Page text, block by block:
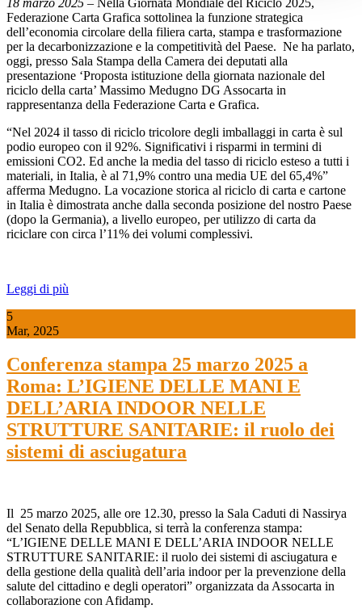
Federazione Carta Grafica sottolinea la funzione strategica
dell’economia circolare della filiera carta, stampa e trasformazione
per la decarbonizzazione e la competitività del Paese. Ne ha parlato,
oggi, presso Sala Stampa della Camera dei deputati alla
presentazione ‘Proposta istituzione della giornata nazionale del
riciclo della carta’ Massimo Medugno DG Assocarta in
rappresentanza della Federazione Carta e Grafica.
“Nel 2024 il tasso di riciclo tricolore degli imballaggi in carta è sul
podio europeo con il 92%. Significativi i risparmi in termini di
emissioni CO2. Ed anche la media del tasso di riciclo esteso a tutti i
materiali, in Italia, è al 71,9% contro una media UE del 65,4%”
afferma Medugno. La vocazione storica al riciclo di carta e cartone
in Italia è dimostrata anche dalla seconda posizione del nostro Paese
(dopo la Germania), a livello europeo, per utilizzo di carta da
riciclare con circa l’11% dei volumi complessivi.
Leggi di più
5
Mar, 2025
Conferenza stampa 25 marzo 2025 a
Roma: L’IGIENE DELLE MANI E
DELL’ARIA INDOOR NELLE
STRUTTURE SANITARIE: il ruolo dei
sistemi di asciugatura
Il 25 marzo 2025, alle ore 12.30, presso la Sala Caduti di Nassirya
del Senato della Repubblica, si terrà la conferenza stampa:
“L’IGIENE DELLE MANI E DELL’ARIA INDOOR NELLE
STRUTTURE SANITARIE: il ruolo dei sistemi di asciugatura e
della gestione della qualità dell’aria indoor per la prevenzione della
salute del cittadino e degli operatori” organizzata da Assocarta in
collaborazione con Afidamp.